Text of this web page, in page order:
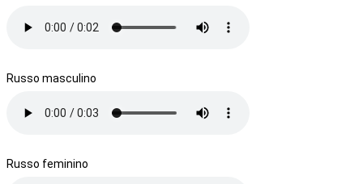
Russo masculino
Russo feminino